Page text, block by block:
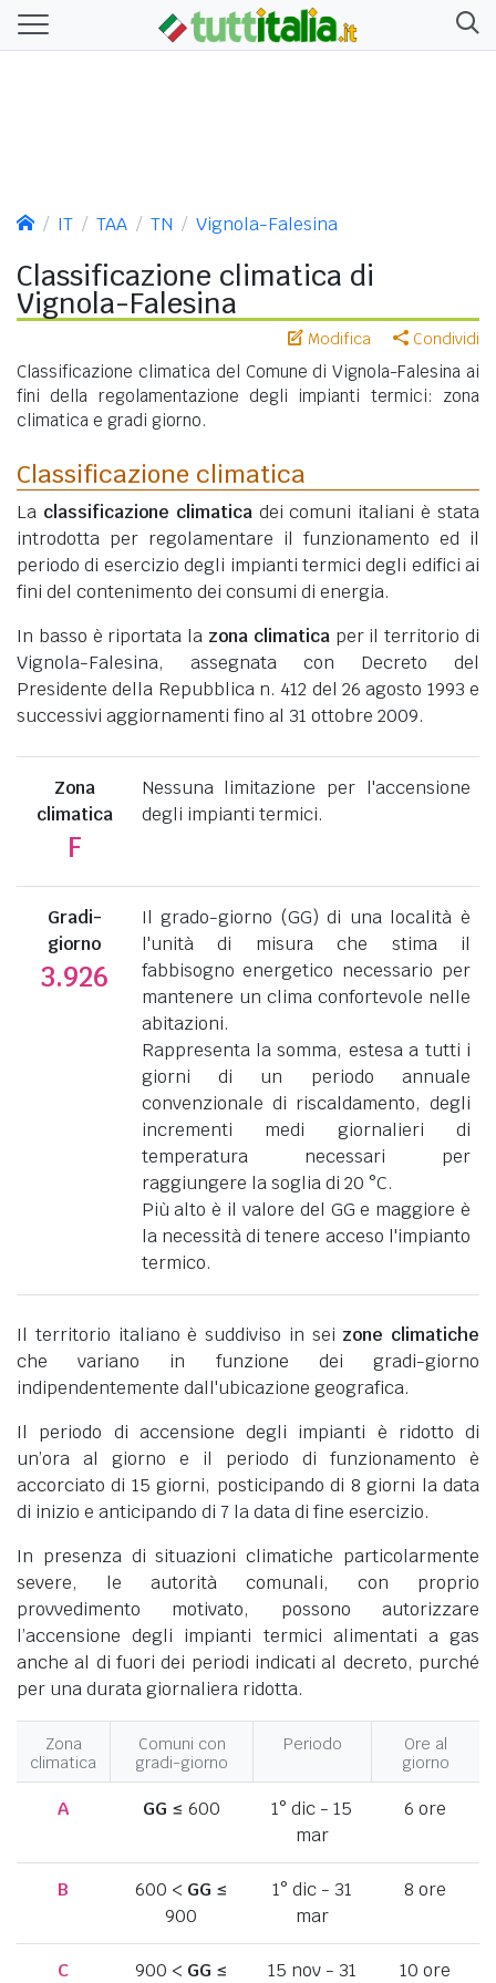
IT TAA TN Vignola-Falesina
Classificazione climatica di
Vignola-Falesina
Modifica Condividi
Classificazione climatica del Comune di Vignola-Falesina ai
fini della regolamentazione degli impianti termici: zona
climatica e gradi giorno.
Classificazione climatica
La classificazione climaticadei comuni italiani è stata
introdotta per regolamentare il funzionamento ed il
periodo di esercizio degli impianti termici degli edifici ai
fini del contenimento dei consumi di energia.
In basso è riportata la zona climaticaper il territorio di
Vignola-Falesina, assegnata con Decreto del
Presidente della Repubblica n. 412 del 26 agosto 1993 e
successivi aggiornamenti fino al 31 ottobre 2009.
Zona
climatica
F
Nessuna limitazione per l'accensione
degli impianti termici.
Gradi-
giorno
3.926
Il grado-giorno (GG) di una località è
l'unità di misura che stima il
fabbisogno energetico necessario per
mantenere un clima confortevole nelle
abitazioni.
Rappresenta la somma, estesa a tutti i
giorni di un periodo annuale
convenzionale di riscaldamento, degli
incrementi medi giornalieri di
temperatura necessari per
raggiungere la soglia di 20 °C.
Più alto è il valore del GG e maggiore è
la necessità di tenere acceso l'impianto
termico.
Il territorio italiano è suddiviso in sei zone climatiche
che variano in funzione dei gradi-giorno
indipendentemente dall'ubicazione geografica.
Il periodo di accensione degli impianti è ridotto di
un’ora al giorno e il periodo di funzionamento è
accorciato di 15 giorni, posticipando di 8 giorni la data
di inizio e anticipando di 7 la data di fine esercizio.
In presenza di situazioni climatiche particolarmente
severe, le autorità comunali, con proprio
provvedimento motivato, possono autorizzare
l’accensione degli impianti termici alimentati a gas
anche al di fuori dei periodi indicati al decreto, purché
per una durata giornaliera ridotta.
Zona
climatica
Comuni con
gradi-giorno
Periodo
Ore al
giorno
A GG ≤ 600
1° dic - 15
mar
6 ore
B 600 < GG ≤
900
1° dic - 31
mar
8 ore
C 900 < GG ≤
15 nov - 31
10 ore